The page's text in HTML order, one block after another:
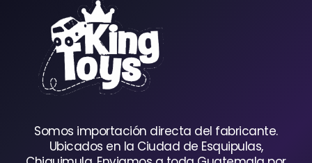
Somos importación directa del fabricante.
Ubicados en la Ciudad de Esquipulas,